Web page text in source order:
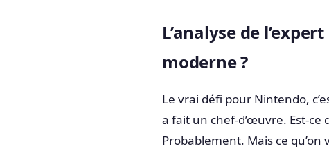
L’analyse de
moderne ?
Le vrai défi pour Nintendo,
a fait un chef-d’œuvre. Est-ce
Probablement. Mais ce